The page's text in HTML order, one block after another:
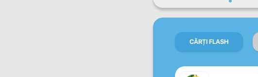
CĂRȚI FLASH